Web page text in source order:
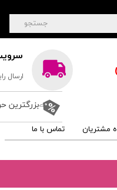
ارسال رایگان
جستجو
بزرگترین
مشتریان تماس با ما